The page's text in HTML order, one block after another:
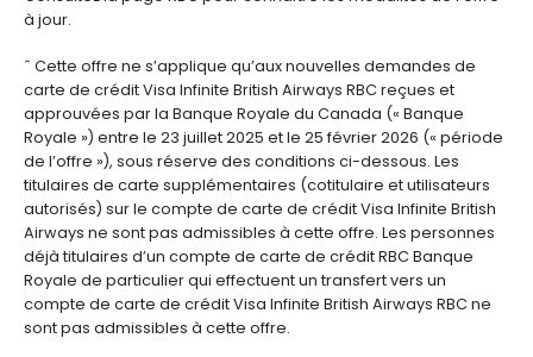
à jour.
ˆ Cette offre ne s’applique qu’aux nouvelles demandes de
carte de crédit Visa Infinite British Airways RBC reçues et
approuvées par la Banque Royale du Canada (« Banque
Royale ») entre le 23 juillet 2025 et le 25 février 2026 (« période
de l’offre »), sous réserve des conditions ci-dessous. Les
titulaires de carte supplémentaires (cotitulaire et utilisateurs
autorisés) sur le compte de carte de crédit Visa Infinite British
Airways ne sont pas admissibles à cette offre. Les personnes
déjà titulaires d’un compte de carte de crédit RBC Banque
Royale de particulier qui effectuent un transfert vers un
compte de carte de crédit Visa Infinite British Airways RBC ne
sont pas admissibles à cette offre.